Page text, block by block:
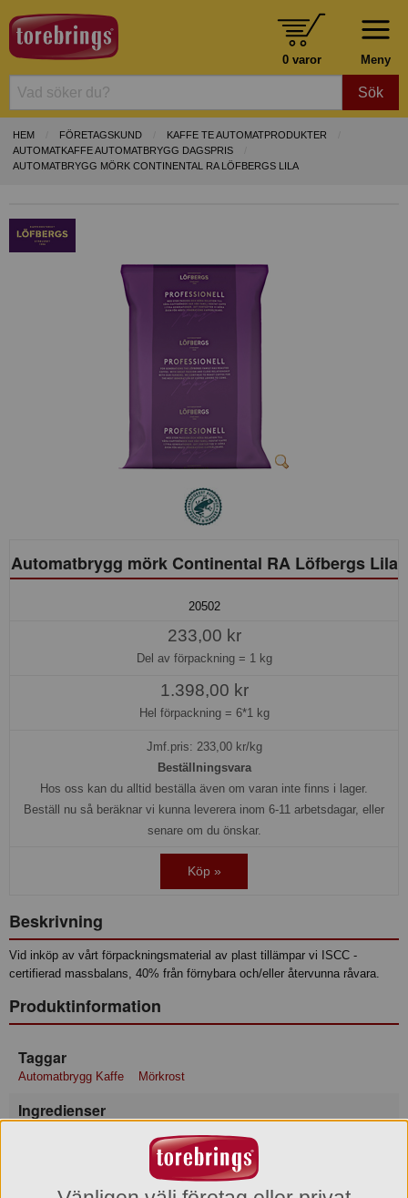
Meny
0 varor
Sök
HEM FÖRETAGSKUND
KAFFE TE AUTOMATPRODUKTER
AUTOMATKAFFE AUTOMATBRYGG DAGSPRIS
AUTOMATBRYGG MÖRK CONTINENTAL RA LÖFBERGS LILA
Automatbrygg mörk Continental RA Löfbergs Lila
20502
233,00 kr
Del av förpackning = 1 kg
1.398,00 kr
Hel förpackning = 6*1 kg
Jmf.pris: 233,00kr/kg
Beställningsvara
Hos oss kan du alltid beställa även om varan inte finns i lager.
Beställ nu så beräknar vi kunna leverera inom 6-11 arbetsdagar, eller
senare om du önskar.
Köp »
Beskrivning
Vid inköp av vårt förpackningsmaterial av plast tillämpar vi ISCC -
certifierad massbalans, 40% från förnybara och/eller återvunna råvara.
Produktinformation
Taggar
Automatbrygg Kaffe Mörkrost
Ingredienser
Max-/Mintemperatur: 25/0°C